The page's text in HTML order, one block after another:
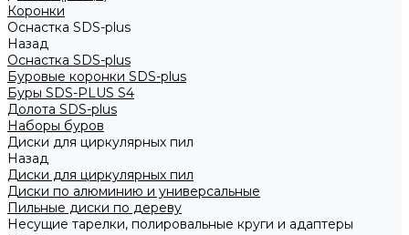
Коронки
Оснастка SDS-plus
Назад
Оснастка SDS-plus
Буровые коронки SDS-plus
Буры SDS-PLUS S4
Долота SDS-plus
Наборы буров
Диски для циркулярных пил
Назад
Диски для циркулярных пил
Диски по алюминию и универсальные
Пильные диски по дереву
Несущие тарелки, полировальные круги и адаптеры